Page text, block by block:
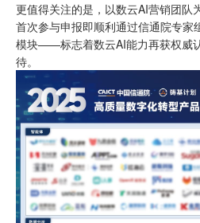
更值得关注的是，以数云AI营销团队
首次参与申报即顺利通过信通院专家
模块——标志着数云AI能力再获权威
待。